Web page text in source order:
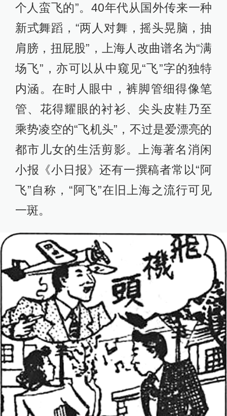
个人蛮飞的”。40年代从国外传来一种
新式舞蹈，“两人对舞，摇头晃脑，抽
肩膀，扭屁股”，上海人改曲谱名为“满
场飞”，亦可以从中窥见“飞”字的独特
内涵。在时人眼中，裤脚管细得像笔
管、花得耀眼的衬衫、尖头皮鞋乃至
乘势凌空的“飞机头”，不过是爱漂亮的
都市儿女的生活剪影。上海著名消闲
小报《小日报》还有一撰稿者常以“阿
飞”自称，“阿飞”在旧上海之流行可见
一斑。